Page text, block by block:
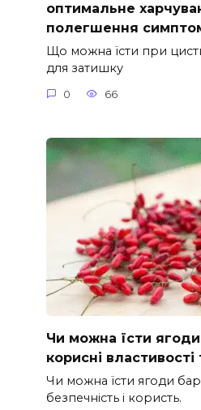
оптимальне
полегшення
Що можна їсти при
для затишку
0 66
Чи можна їсти
корисні
Чи можна їсти ягоди
безпечність і користь.